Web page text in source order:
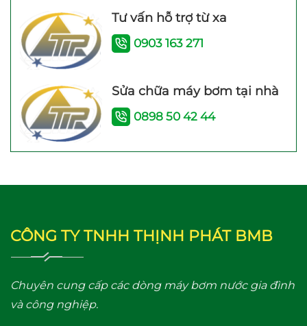
Máy bơm tăng áp điện
200W Bảo hành 26
Tháng
24 Tháng
Máy bơm tăng áp mini
Máy bơm tăng áp
Tư vấn hỗ trợ từ xa
0903 163 271
Sửa chữa máy bơm tại nhà
0898 50 42 44
CÔNG TY TNHH THỊNH PHÁT BMB
Chuyên cung cấp các dòng máy bơm nước gia đình
và công nghiệp.